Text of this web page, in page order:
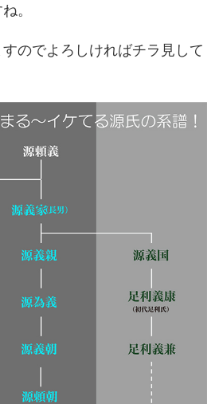
。
のでよろしければチラ見して